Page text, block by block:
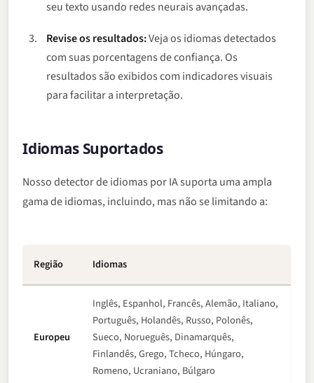
seu texto usando redes neurais avançadas.
Revise os resultados:Veja os idiomas detectados
com suas porcentagens de confiança. Os
resultados são exibidos com indicadores visuais
para facilitar a interpretação.
Idiomas Suportados
Nosso detector de idiomas por IA suporta uma ampla
gama de idiomas, incluindo, mas não se limitando a:
Região Idiomas
Europeu
Inglês, Espanhol, Francês, Alemão, Italiano,
Português, Holandês, Russo, Polonês,
Sueco, Norueguês, Dinamarquês,
Finlandês, Grego, Tcheco, Húngaro,
Romeno, Ucraniano, Búlgaro